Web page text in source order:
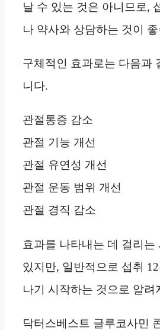
날 수 있는 것은 아니므로,
나 약사와 상담하는 것이
구체적인 효과로는 다음과
니다.
관절통증 감소
관절 기능 개선
관절 유연성 개선
관절 운동 범위 개선
관절 경직 감소
효과를 나타내는 데 걸리는
있지만, 일반적으로 섭취
나기 시작하는 것으로 알려
닥터스베스트 글루코사민